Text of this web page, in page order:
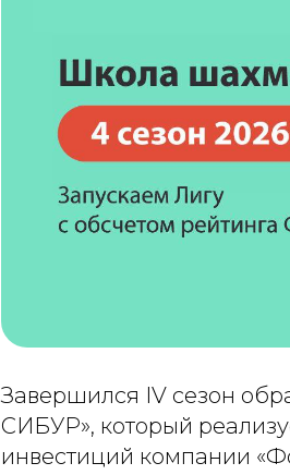
Завершился IV сезон
СИБУР», который
инвестиций компании